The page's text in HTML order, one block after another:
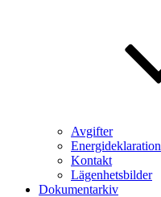
Avgifter
Energideklaration
Kontakt
Lägenhetsbilder
Dokumentarkiv